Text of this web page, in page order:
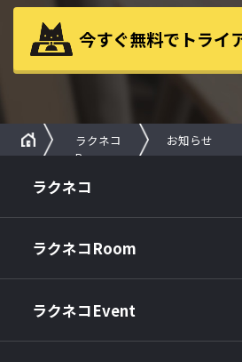
今すぐ無料でトライ
ラクネコ
Room
お知らせ
ラクネコ
ラクネコRoom
ラクネコEvent